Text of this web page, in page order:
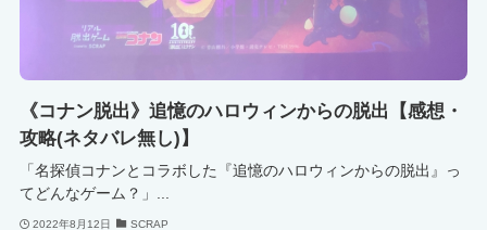
《コナン脱出》追憶のハロウィンからの脱出【感想・
攻略(ネタバレ無し)】
「名探偵コナンとコラボした『追憶のハロウィンからの脱出』っ
てどんなゲーム？」...
2022年8月12日 SCRAP